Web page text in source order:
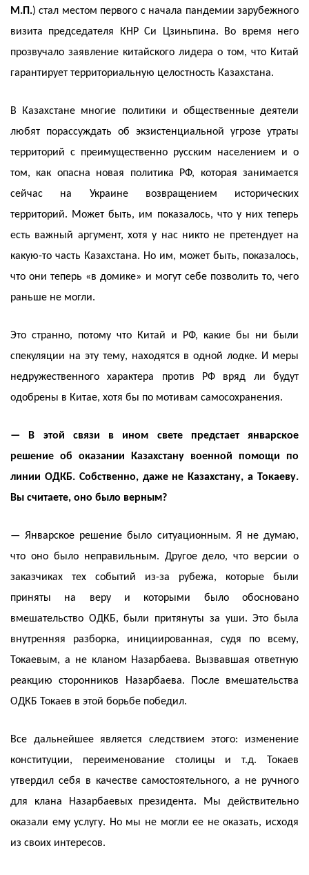
М.П.) стал местом первого с начала пандемии зарубежного
визита председателя КНР Си Цзиньпина. Во время него
прозвучало заявление китайского лидера о том, что Китай
гарантирует территориальную целостность Казахстана.
В Казахстане многие политики и общественные деятели
любят порассуждать об экзистенциальной угрозе утраты
территорий с преимущественно русским населением и о
том, как опасна новая политика РФ, которая занимается
сейчас на Украине возвращением исторических
территорий. Может быть, им показалось, что у них теперь
есть важный аргумент, хотя у нас никто не претендует на
какую-то часть Казахстана. Но им, может быть, показалось,
что они теперь «в домике» и могут себе позволить то, чего
раньше не могли.
Это странно, потому что Китай и РФ, какие бы ни были
спекуляции на эту тему, находятся в одной лодке. И меры
недружественного характера против РФ вряд ли будут
одобрены в Китае, хотя бы по мотивам самосохранения.
— В этой связи в ином свете предстает январское
решение об оказании Казахстану военной помощи по
линии ОДКБ. Собственно, даже не Казахстану, а Токаеву.
Вы считаете, оно было верным?
— Январское решение было ситуационным. Я не думаю,
что оно было неправильным. Другое дело, что версии о
заказчиках тех событий из-за рубежа, которые были
приняты на веру и которыми было обосновано
вмешательство ОДКБ, были притянуты за уши. Это была
внутренняя разборка, инициированная, судя по всему,
Токаевым, а не кланом Назарбаева. Вызвавшая ответную
реакцию сторонников Назарбаева. После вмешательства
ОДКБ Токаев в этой борьбе победил.
Все дальнейшее является следствием этого: изменение
конституции, переименование столицы и т.д. Токаев
утвердил себя в качестве самостоятельного, а не ручного
для клана Назарбаевых президента. Мы действительно
оказали ему услугу. Но мы не могли ее не оказать, исходя
из своих интересов.